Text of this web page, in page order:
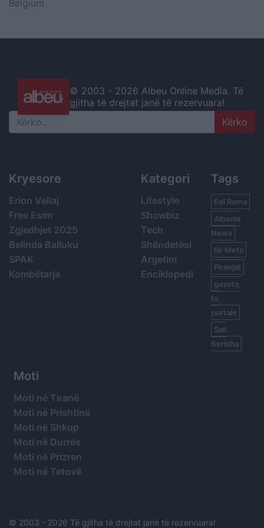
Belgium
© 2003 - 2026 Albeu Online Media. Të
gjitha të drejtat janë të rezervuara!
Search
Kryesore
Erion Veliaj
Free Esim
Zgjedhjet 2025
Belinda Balluku
SPAK
Kombëtarja
Kategori
Lifestyle
Showbiz
Tech
Shëndetësi
Argetim
Enciklopedi
Tags
Edi Rama
Albania
News
Ilir Meta
Piranjat
gazeta,
tv,
portale
Sali
Berisha
Moti
Moti në Tiranë
Moti në Prishtinë
Moti në Shkup
Moti në Durrës
Moti në Prizren
Moti në Tetovë
© 2003 - 2026 Të gjitha të drejtat janë të rezervuara!